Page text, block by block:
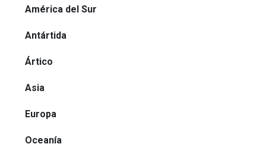
América del Sur
Antártida
Ártico
Asia
Europa
Oceanía